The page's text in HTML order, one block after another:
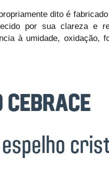
dito é
por sua clareza e
à umidade, oxidação,